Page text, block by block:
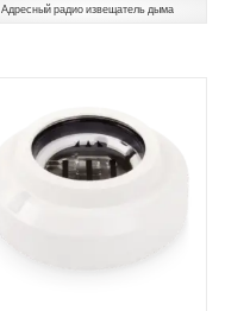
Адресный радио извещатель дыма